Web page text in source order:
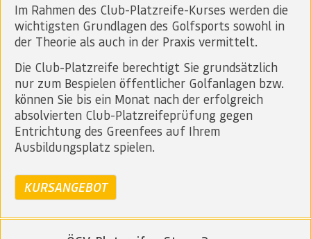
Im Rahmen des Club-Platzreife-Kurses werden die
wichtigsten Grundlagen des Golfsports sowohl in
der Theorie als auch in der Praxis vermittelt.
Die Club-Platzreife berechtigt Sie grundsätzlich
nur zum Bespielen öffentlicher Golfanlagen bzw.
können Sie bis ein Monat nach der erfolgreich
absolvierten Club-Platzreifeprüfung gegen
Entrichtung des Greenfees auf Ihrem
Ausbildungsplatz spielen.
KURSANGEBOT